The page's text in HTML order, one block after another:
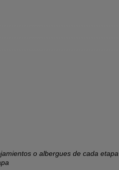
o albergues de cada etapa